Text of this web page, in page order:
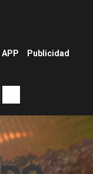
APP
Publicidad